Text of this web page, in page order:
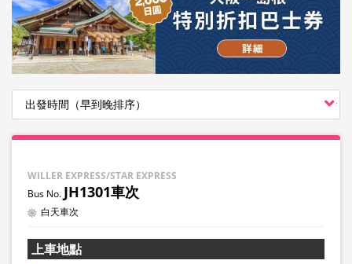
WILLER EXPRESS/STAR EXPRESS
JH1301車次
白天車次
上車地點